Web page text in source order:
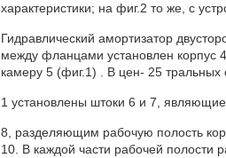
характеристики; на фиг.2 то же, с
Гидравлический амортизатор
между фланцами установлен корпус
камеру 5 (фиг.1) . В цен- 25 тральных
1 установлены штоки 6 и 7,
8, разделяющим рабочую полость
10. В каждой части рабочей полости